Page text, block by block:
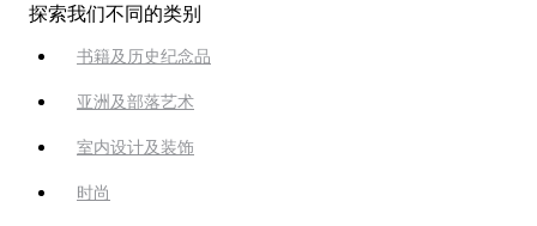
探索我们不同的类别
书籍及历史纪念品
亚洲及部落艺术
室内设计及装饰
时尚